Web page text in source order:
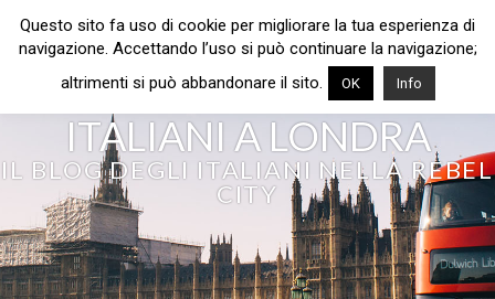
ITALIANI A LONDRA
IL BLOG DEGLI ITALIANI NELLA REBEL
CITY
Questo sito fa uso di cookie per migliorare la tua esperienza di
navigazione. Accettando l’uso si può continuare la navigazione;
altrimenti si può abbandonare il sito.
OK Info